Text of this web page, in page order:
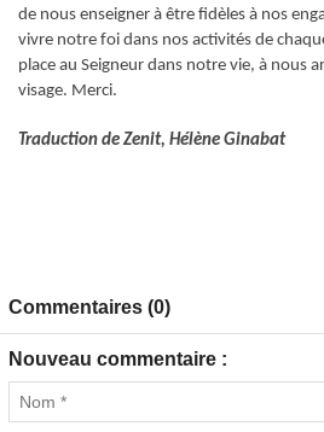
de nous enseigner à être fidèles à nos
vivre notre foi dans nos activités de
place au Seigneur dans notre vie, à nous
visage. Merci.
Traduction de Zenit, Hélène Ginabat
Commentaires (0)
Nouveau commentaire :